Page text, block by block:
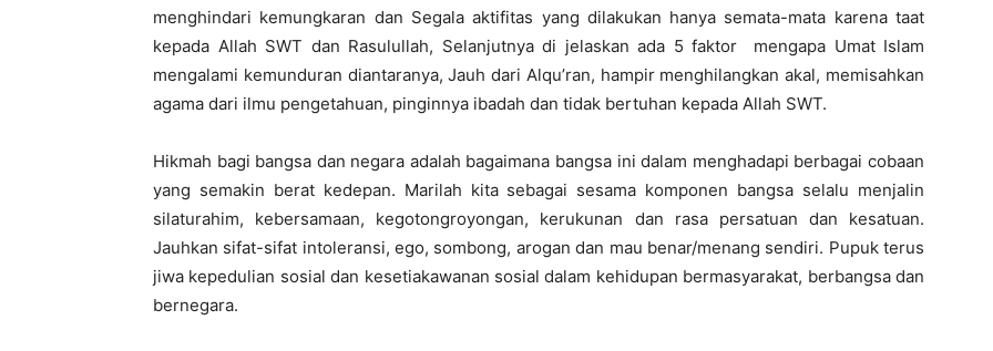
menghindari kemungkaran dan Segala aktifitas yang dilakukan hanya semata-mata karena taat
kepada Allah SWT dan Rasulullah, Selanjutnya di jelaskan ada 5 faktor mengapa Umat Islam
mengalami kemunduran diantaranya, Jauh dari Alqu’ran, hampir menghilangkan akal, memisahkan
agama dari ilmu pengetahuan, pinginnya ibadah dan tidak bertuhan kepada Allah SWT.
Hikmah bagi bangsa dan negara adalah bagaimana bangsa ini dalam menghadapi berbagai cobaan
yang semakin berat kedepan. Marilah kita sebagai sesama komponen bangsa selalu menjalin
silaturahim, kebersamaan, kegotongroyongan, kerukunan dan rasa persatuan dan kesatuan.
Jauhkan sifat-sifat intoleransi, ego, sombong, arogan dan mau benar/menang sendiri. Pupuk terus
jiwa kepedulian sosial dan kesetiakawanan sosial dalam kehidupan bermasyarakat, berbangsa dan
bernegara.